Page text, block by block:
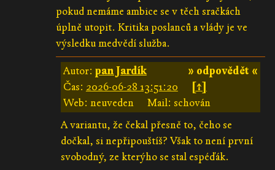
pokud nemáme ambice se v těch sračkách
úplně utopit. Kritika poslanců a vlády je ve
výsledku medvědí služba.
» odpovědět «
Autor: pan Jardík
Čas: 2026-06-28 13:51:20
[↑]
Web: neuveden
Mail: schován
A variantu, že čekal přesně to, čeho se
dočkal, si nepřipouštíš? Však to není první
svobodný, ze kterýho se stal espéďák.